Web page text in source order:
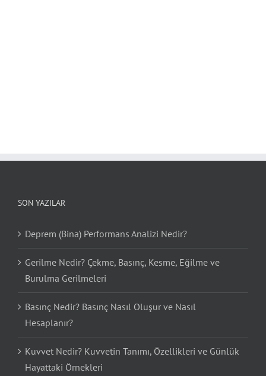
SON YAZILAR
Deprem (Bina) Performans Analizi Nedir?
Gerilme Nedir? Çekme, Basınç, Kesme, Eğilme ve
Burulma Gerilmeleri
Basınç Nedir? Basınç Nasıl Oluşur ve Nasıl
Hesaplanır?
Kuvvet Nedir? Kuvvetin Tanımı, Özellikleri ve Günlük
Hayattaki Örnekleri